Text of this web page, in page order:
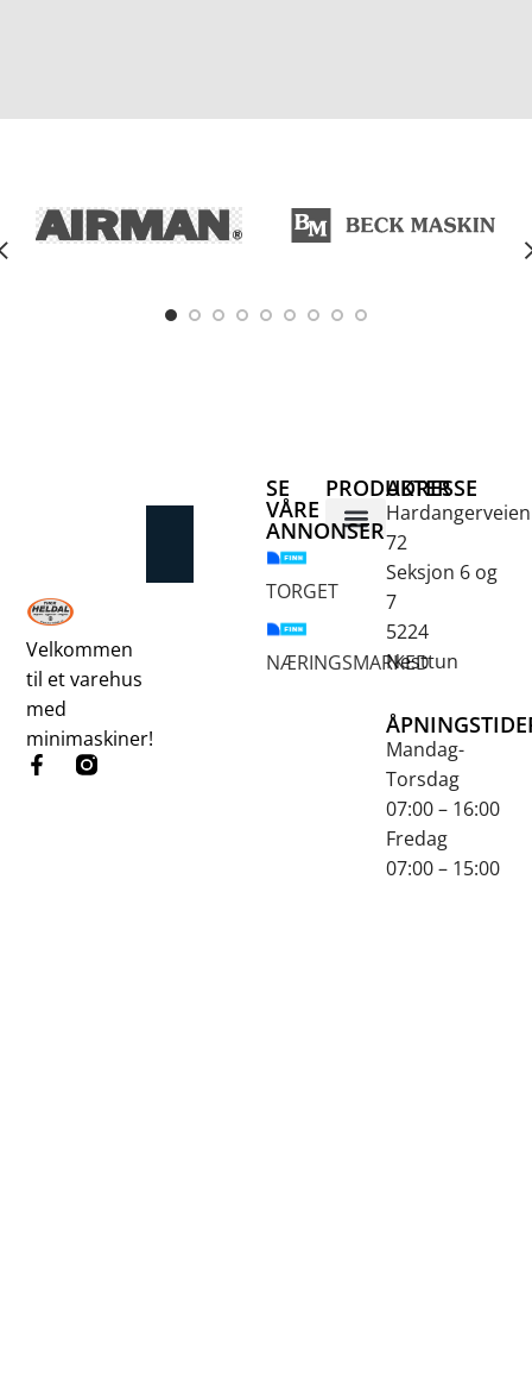
Velkommen
til et varehus
med
minimaskiner!
ADRESSE
Hardangerveien
72
Seksjon 6 og
7
5224
Nesttun
Mandag-
Torsdag
07:00 – 16:00
Fredag
07:00 – 15:00
PRODUKTER
SE
VÅRE
ANNONSER
TORGET
NÆRINGSMARKED